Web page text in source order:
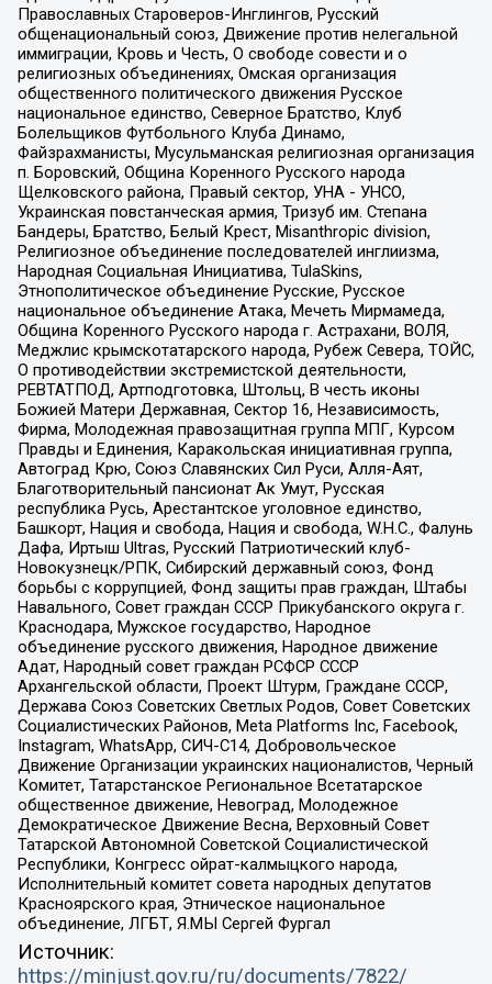
Православных Староверов-Инглингов, Русский
общенациональный союз, Движение против нелегальной
иммиграции, Кровь и Честь, О свободе совести и о
религиозных объединениях, Омская организация
общественного политического движения Русское
национальное единство, Северное Братство, Клуб
Болельщиков Футбольного Клуба Динамо,
Файзрахманисты, Мусульманская религиозная организация
п. Боровский, Община Коренного Русского народа
Щелковского района, Правый сектор, УНА - УНСО,
Украинская повстанческая армия, Тризуб им. Степана
Бандеры, Братство, Белый Крест, Misanthropic division,
Религиозное объединение последователей инглиизма,
Народная Социальная Инициатива, TulaSkins,
Этнополитическое объединение Русские, Русское
национальное объединение Атака, Мечеть Мирмамеда,
Община Коренного Русского народа г. Астрахани, ВОЛЯ,
Меджлис крымскотатарского народа, Рубеж Севера, ТОЙС,
О противодействии экстремистской деятельности,
РЕВТАТПОД, Артподготовка, Штольц, В честь иконы
Божией Матери Державная, Сектор 16, Независимость,
Фирма, Молодежная правозащитная группа МПГ, Курсом
Правды и Единения, Каракольская инициативная группа,
Автоград Крю, Союз Славянских Сил Руси, Алля-Аят,
Благотворительный пансионат Ак Умут, Русская
республика Русь, Арестантское уголовное единство,
Башкорт, Нация и свобода, Нация и свобода, W.H.С., Фалунь
Дафа, Иртыш Ultras, Русский Патриотический клуб-
Новокузнецк/РПК, Сибирский державный союз, Фонд
борьбы с коррупцией, Фонд защиты прав граждан, Штабы
Навального, Совет граждан СССР Прикубанского округа г.
Краснодара, Мужское государство, Народное
объединение русского движения, Народное движение
Адат, Народный совет граждан РСФСР СССР
Архангельской области, Проект Штурм, Граждане СССР,
Держава Союз Советских Светлых Родов, Совет Советских
Социалистических Районов, Meta Platforms Inc, Facebook,
Instagram, WhatsApp, СИЧ-С14, Добровольческое
Движение Организации украинских националистов, Черный
Комитет, Татарстанское Региональное Всетатарское
общественное движение, Невоград, Молодежное
Демократическое Движение Весна, Верховный Совет
Татарской Автономной Советской Социалистической
Республики, Конгресс ойрат-калмыцкого народа,
Исполнительный комитет совета народных депутатов
Красноярского края, Этническое национальное
объединение, ЛГБТ, Я.МЫ Сергей Фургал
Источник:
https://minjust.gov.ru/ru/documents/7822/